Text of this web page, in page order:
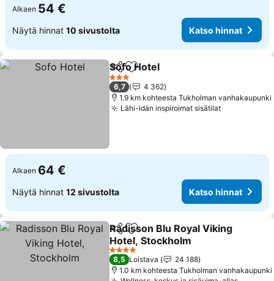
Alkaen 54 €
Näytä hinnat 10 sivustolta Katso hinnat
Jaa Lisää suosikkeihin
Sofo Hotel
3 Tähtiluokitus
6,7
4 362
1.9 km kohteesta Tukholman vanhakaupunki
Lähi-idän inspiroimat sisätilat
Alkaen 64 €
Näytä hinnat 12 sivustolta Katso hinnat
Jaa Lisää suosikkeihin
Radisson Blu Royal Viking
Hotel, Stockholm
4 Tähtiluokitus
8,5 Loistava
24 188
1.0 km kohteesta Tukholman vanhakaupunki